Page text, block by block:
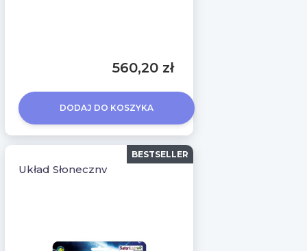
560,20 zł
DODAJ DO KOSZYKA
Układ Słoneczny
BESTSELLER